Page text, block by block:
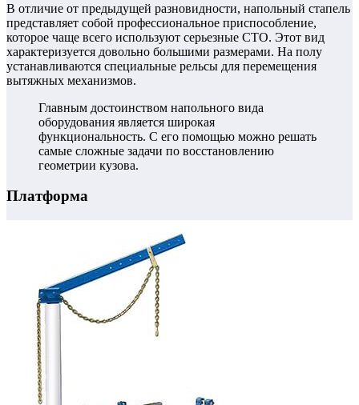
В отличие от предыдущей разновидности, напольный стапель
представляет собой профессиональное приспособление,
которое чаще всего используют серьезные СТО. Этот вид
характеризуется довольно большими размерами. На полу
устанавливаются специальные рельсы для перемещения
вытяжных механизмов.
Главным достоинством напольного вида
оборудования является широкая
функциональность. С его помощью можно решать
самые сложные задачи по восстановлению
геометрии кузова.
Платформа